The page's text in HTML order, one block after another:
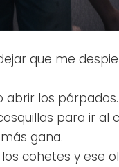
que me
abrir los párpados.
para ir al
gana.
cohetes y ese